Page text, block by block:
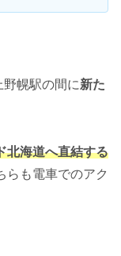
幌駅の間に新た
北海道へ直結する
らも電車でのアク